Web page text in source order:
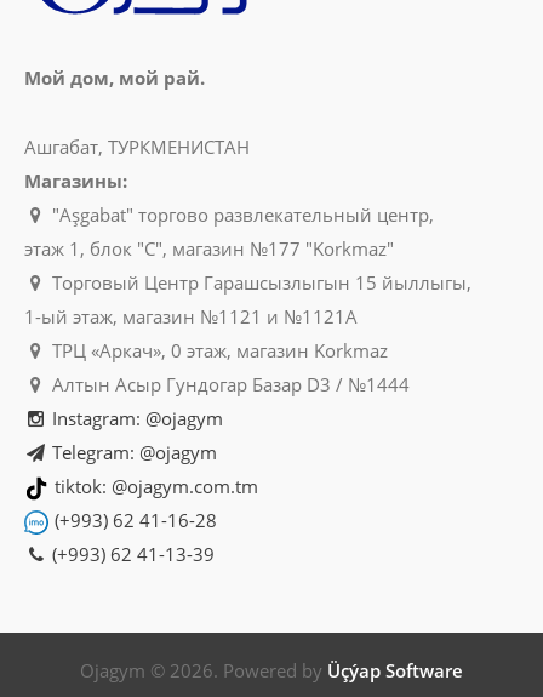
Мой дом, мой рай.
Ашгабат, ТУРКМЕНИСТАН
Магазины:
"Aşgabat" торгово развлекательный центр,
этаж 1, блок "C", магазин №177 "Korkmaz"
Торговый Центр Гарашсызлыгын 15 йыллыгы,
1-ый этаж, магазин №1121 и №1121A
ТРЦ «Аркач», 0 этаж, магазин Korkmaz
Алтын Асыр Гундогар Базар D3 / №1444
Instagram: @ojagym
Telegram: @ojagym
tiktok: @ojagym.com.tm
(+993) 62 41-16-28
(+993) 62 41-13-39
Ojagym © 2026. Powered by Üçýap Software